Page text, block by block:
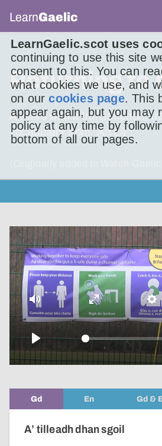
LearnGaelic.scot uses
continuing to use this site
consent to this. You can
what cookies we use, and
on ourcookies page. This
appear again, but you may
policy at any time by
bottom of all our pages.
LearnGaelic
Returning to
A video with a transcription,
vocabulary from “An Là”.
(Originally added to Watch
Play
Mute
Enter
fullscreen
Gd En Gd &
A’ tilleadh dhan sgoil